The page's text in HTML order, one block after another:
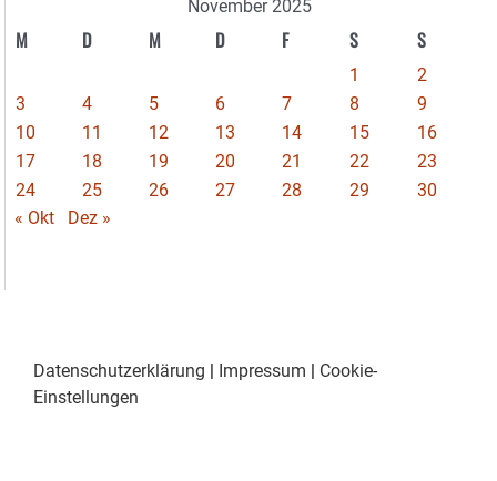
November 2025
M D M D F S S
1
2
3
4 5 6 7 8
9
10
11 12 13 14 15
16
17
18 19 20 21 22
23
24
25 26 27 28 29
30
« Okt
Dez »
Datenschutzerklärung | Impressum | Cookie-
Einstellungen